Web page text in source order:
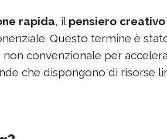
rapida, il pensiero creativo
Questo termine è
convenzionale per
che dispongono di risorse